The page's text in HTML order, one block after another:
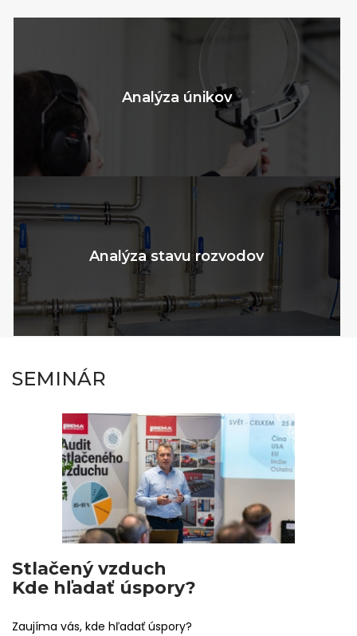
Analýza nákladov
Analýza tlakov a spotreby
Analýza únikov
Analýza stavu rozvodov
Analýza kvality
Analýza stavu kompresorov a zariadení na
SEMINÁR
Stlačený vzduch
Kde hľadať úspory?
Zaujíma vás, kde hľadať úspory?